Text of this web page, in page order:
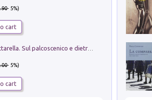
- 5%)
cart
Conte e Mattarella. Sul palcoscenico e dietro le quinte del Quirinale. Un racconto sulle istituzioni
- 5%)
cart